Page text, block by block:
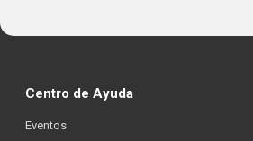
Centro de Ayuda
Eventos